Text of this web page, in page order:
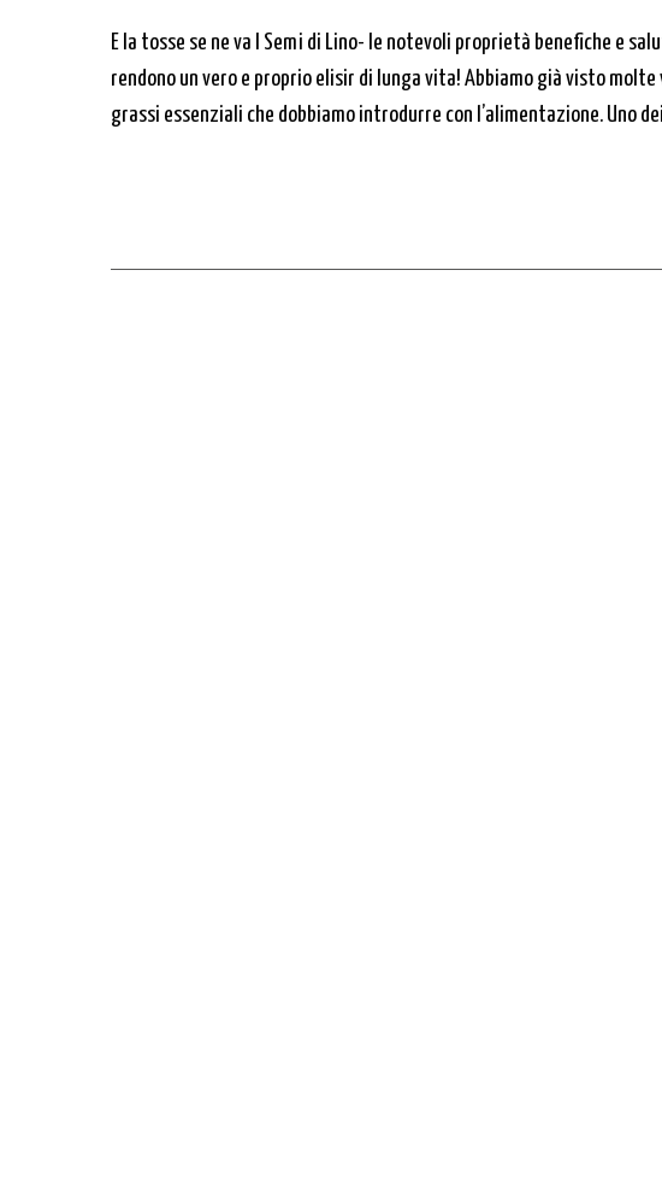
E la tosse se ne va I Semi di Lino- le notevoli proprietà benefiche e
rendono un vero e proprio elisir di lunga vita! Abbiamo già visto
grassi essenziali che dobbiamo introdurre con l’alimentazione. Uno